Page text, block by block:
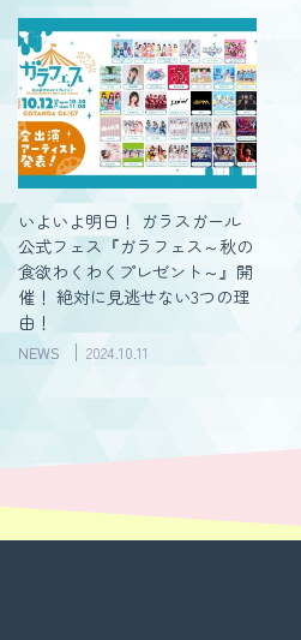
いよいよ明日！ ガラスガール
公式フェス『ガラフェス～秋の
食欲わくわくプレゼント～』開
催！ 絶対に見逃せない3つの理
由！
NEWS 2024.10.11